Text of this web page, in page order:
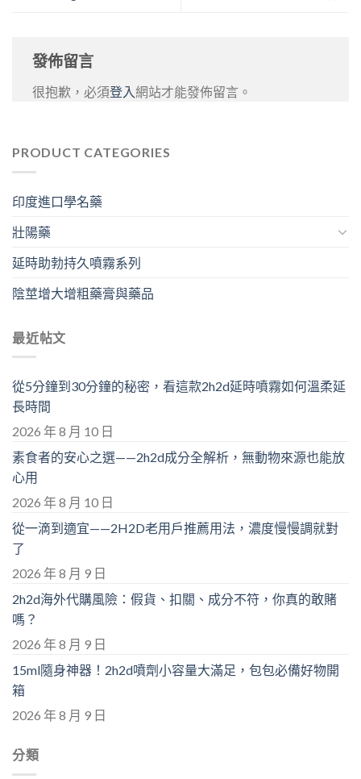
發佈留言
很抱歉，必須登入 網站才能發佈留言。
PRODUCT CATEGORIES
印度進口學名藥
壯陽藥
延時助勃持久噴霧系列
陰莖增大增粗藥膏與藥品
最近帖文
從5分鐘到30分鐘的秘密，看這款2h2d延時噴霧如何溫柔延
長時間
2026 年 8 月 10 日
素食者的安心之選——2h2d成分全解析，無動物來源也能放
心用
2026 年 8 月 10 日
從一滴到適宜——2H2D老用戶推薦用法，濃度慢慢調就對
了
2026 年 8 月 9 日
2h2d海外代購風險：假貨、扣關、成分不符，你真的敢賭
嗎？
2026 年 8 月 9 日
15ml隨身神器！2h2d噴劑小容量大滿足，包包必備好物開
箱
2026 年 8 月 9 日
分類